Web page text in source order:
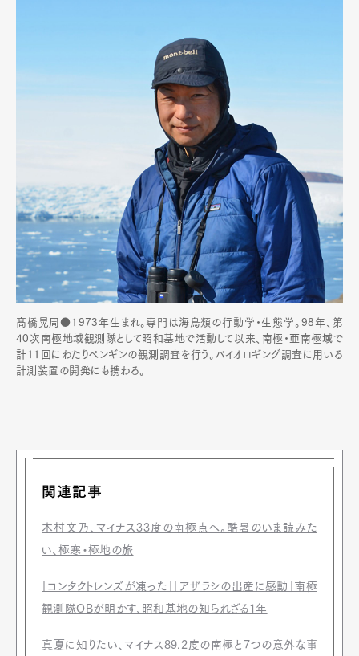
髙橋晃周●1973年生まれ。専門は海鳥類の行動学・生態学。98年、第
40次南極地域観測隊として昭和基地で活動して以来、南極・亜南極域で
計11回にわたりペンギンの観測調査を行う。バイオロギング調査に用いる
計測装置の開発にも携わる。
関連記事
木村文乃、マイナス33度の南極点へ。酷暑のいま読みた
い、極寒・極地の旅
「コンタクトレンズが凍った」「アザラシの出産に感動」南極
観測隊OBが明かす、昭和基地の知られざる1年
真夏に知りたい、マイナス89.2度の南極と7つの意外な事